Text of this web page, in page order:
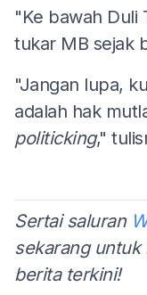
"Ke bawah Duli
tukar MB sejak
"Jangan lupa,
adalah hak
politicking,"
Sertai saluran
sekarang untuk
berita terkini!